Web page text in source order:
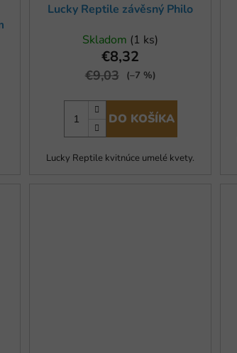
Lucky Reptile závěsný Philo
Skladom (1 ks)
€8,32
€9,03 (–7 %)
DO KOŠÍKA
Lucky Reptile kvitnúce umelé kvety.